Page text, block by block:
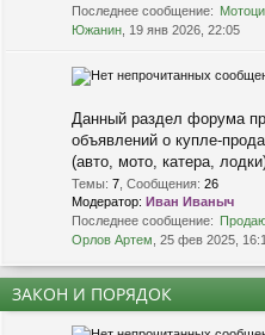
Последнее сообщение:
Южанин , 19 янв 2026, 22:05
Данный раздел форума
объявлений о купле-
(авто, мото, катера,
Темы: 7 Сообщения: 26
Модератор: Иван Иваныч
Последнее сообщение:
Орлов Артем , 25 фев 2025,
ЗАКОН И ПОРЯДОК